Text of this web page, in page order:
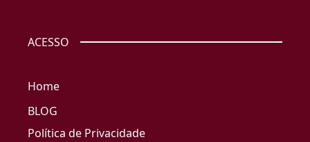
ACESSO
Home
BLOG
Política de Privacidade